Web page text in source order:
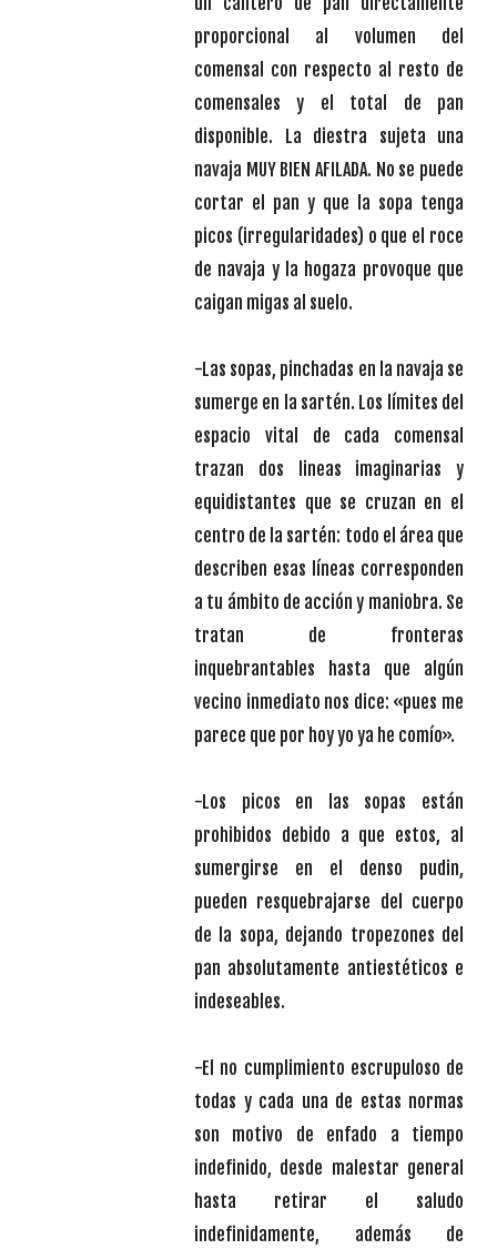
proporcional al volumen del
comensal con respecto al resto de
comensales y el total de pan
disponible. La diestra sujeta una
navaja MUY BIEN AFILADA. No se puede
cortar el pan y que la sopa tenga
picos (irregularidades) o que el roce
de navaja y la hogaza provoque que
caigan migas al suelo.
-Las sopas, pinchadas en la navaja se
sumerge en la sartén. Los límites del
espacio vital de cada comensal
trazan dos lineas imaginarias y
equidistantes que se cruzan en el
centro de la sartén: todo el área que
describen esas líneas corresponden
a tu ámbito de acción y maniobra. Se
tratan de fronteras
inquebrantables hasta que algún
vecino inmediato nos dice: «pues me
parece que por hoy yo ya he comío».
-Los picos en las sopas están
prohibidos debido a que estos, al
sumergirse en el denso pudin,
pueden resquebrajarse del cuerpo
de la sopa, dejando tropezones del
pan absolutamente antiestéticos e
indeseables.
-El no cumplimiento escrupuloso de
todas y cada una de estas normas
son motivo de enfado a tiempo
indefinido, desde malestar general
hasta retirar el saludo
indefinidamente, además de